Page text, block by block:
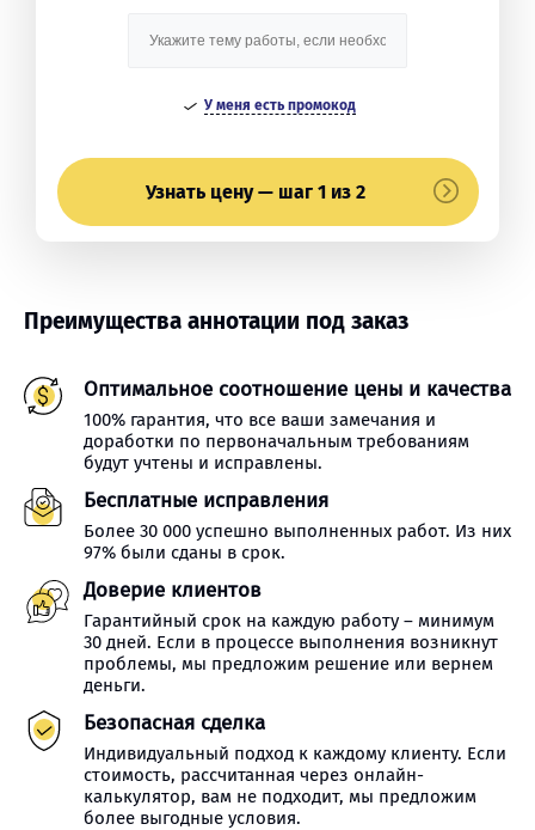
У меня есть промокод
Узнать цену — шаг 1 из 2
Преимущества аннотации под заказ
Оптимальное соотношение цены и качества
100% гарантия, что все ваши замечания и
доработки по первоначальным требованиям
будут учтены и исправлены.
Бесплатные исправления
Более 30 000 успешно выполненных работ. Из них
97% были сданы в срок.
Доверие клиентов
Гарантийный срок на каждую работу – минимум
30 дней. Если в процессе выполнения возникнут
проблемы, мы предложим решение или вернем
деньги.
Безопасная сделка
Индивидуальный подход к каждому клиенту. Если
стоимость, рассчитанная через онлайн-
калькулятор, вам не подходит, мы предложим
более выгодные условия.